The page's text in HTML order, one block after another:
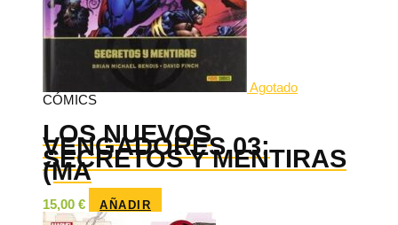
Agotado
CÓMICS
LOS NUEVOS
VENGADORES 03:
SECRETOS Y MENTIRAS
(MA
15,00 € AÑADIR